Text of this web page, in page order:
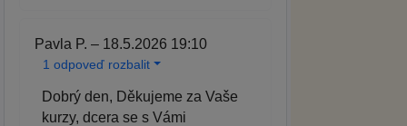
Pavla P. – 18.5.2026 19:10
1 odpoveď rozbalit
Dobrý den, Děkujeme za Vaše
kurzy, dcera se s Vámi